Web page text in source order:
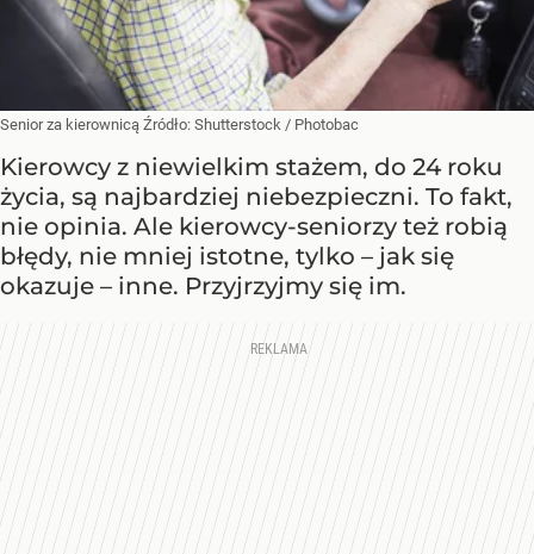
Senior za kierownicą Źródło: Shutterstock / Photobac
Kierowcy z niewielkim stażem, do 24 roku
życia, są najbardziej niebezpieczni. To fakt,
nie opinia. Ale kierowcy-seniorzy też robią
błędy, nie mniej istotne, tylko – jak się
okazuje – inne. Przyjrzyjmy się im.